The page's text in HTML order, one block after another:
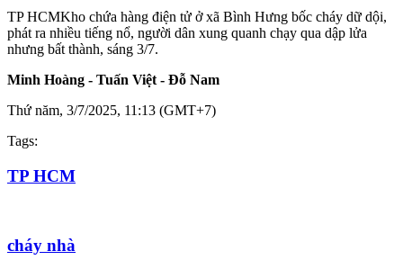
TP HCMKho chứa hàng điện tử ở xã Bình Hưng bốc cháy dữ dội,
phát ra nhiều tiếng nổ, người dân xung quanh chạy qua dập lửa
nhưng bất thành, sáng 3/7.
Minh Hoàng - Tuấn Việt - Đỗ Nam
Thứ năm, 3/7/2025, 11:13 (GMT+7)
Tags:
TP HCM
cháy nhà